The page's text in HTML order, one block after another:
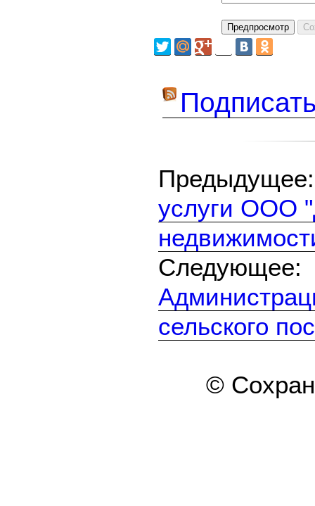
услуги ООО
сельского
©